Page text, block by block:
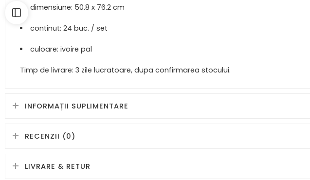
dimensiune: 50.8 x 76.2 cm
continut: 24 buc. / set
culoare: ivoire pal
Timp de livrare: 3 zile lucratoare, dupa confirmarea stocului.
INFORMAȚII SUPLIMENTARE
RECENZII (0)
LIVRARE & RETUR